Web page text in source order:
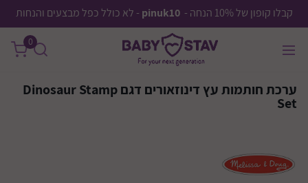
קבלו קופון של 10% הנחה - pinuk10 - לא כולל כפל מבצעים והנחות
0
ערכת חותמות עץ דינוזאורים דגם Dinosaur Stamp
Set